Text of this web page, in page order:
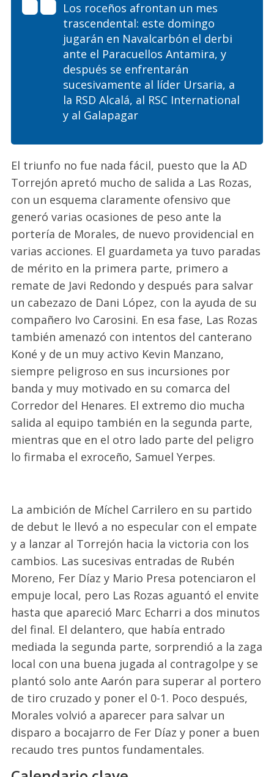
Los roceños afrontan un mes
trascendental: este domingo
jugarán en Navalcarbón el derbi
ante el Paracuellos Antamira, y
después se enfrentarán
sucesivamente al líder Ursaria, a
la RSD Alcalá, al RSC International
y al Galapagar
El triunfo no fue nada fácil, puesto que la AD
Torrejón apretó mucho de salida a Las Rozas,
con un esquema claramente ofensivo que
generó varias ocasiones de peso ante la
portería de Morales, de nuevo providencial en
varias acciones. El guardameta ya tuvo paradas
de mérito en la primera parte, primero a
remate de Javi Redondo y después para salvar
un cabezazo de Dani López, con la ayuda de su
compañero Ivo Carosini. En esa fase, Las Rozas
también amenazó con intentos del canterano
Koné y de un muy activo Kevin Manzano,
siempre peligroso en sus incursiones por
banda y muy motivado en su comarca del
Corredor del Henares. El extremo dio mucha
salida al equipo también en la segunda parte,
mientras que en el otro lado parte del peligro
lo firmaba el exroceño, Samuel Yerpes.
La ambición de Míchel Carrilero en su partido
de debut le llevó a no especular con el empate
y a lanzar al Torrejón hacia la victoria con los
cambios. Las sucesivas entradas de Rubén
Moreno, Fer Díaz y Mario Presa potenciaron el
empuje local, pero Las Rozas aguantó el envite
hasta que apareció Marc Echarri a dos minutos
del final. El delantero, que había entrado
mediada la segunda parte, sorprendió a la zaga
local con una buena jugada al contragolpe y se
plantó solo ante Aarón para superar al portero
de tiro cruzado y poner el 0-1. Poco después,
Morales volvió a aparecer para salvar un
disparo a bocajarro de Fer Díaz y poner a buen
recaudo tres puntos fundamentales.